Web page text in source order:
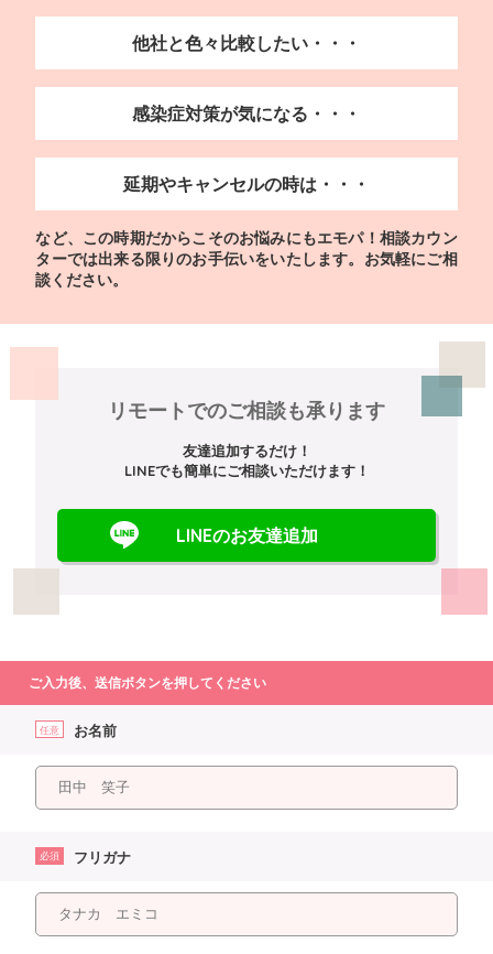
他社と色々比較したい・・・
感染症対策が気になる・・・
延期やキャンセルの時は・・・
など、この時期だからこそのお悩みにもエモパ！相談カウン
ターでは出来る限りのお手伝いをいたします。お気軽にご相
談ください。
リモートでのご相談も承ります
友達追加するだけ！
LINEでも簡単にご相談いただけます！
LINEのお友達追加
ご入力後、送信ボタンを押してください
任意 お名前
必須 フリガナ